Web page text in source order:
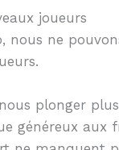
joueurs
nous ne
plonger
généreux aux